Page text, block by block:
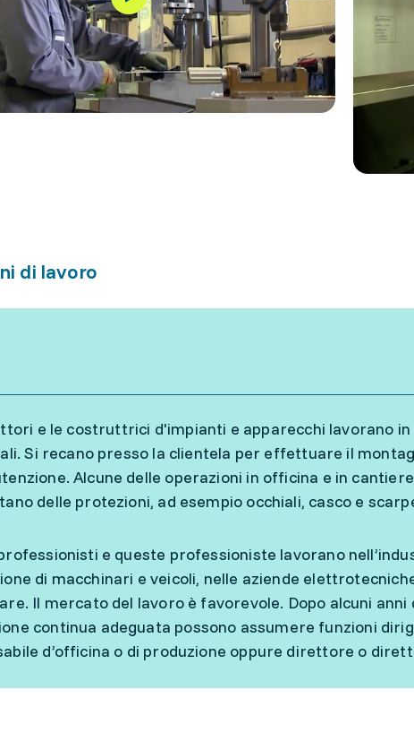
di lavoro
e le costruttrici d'impianti e apparecchi lavorano
Si recano presso la clientela per effettuare il
Alcune delle operazioni in officina e in
delle protezioni, ad esempio occhiali, casco e
e queste professioniste lavorano
di macchinari e veicoli, nelle aziende
Il mercato del lavoro è favorevole. Dopo alcuni
continua adeguata possono assumere funzioni
d’officina o di produzione oppure direttore o